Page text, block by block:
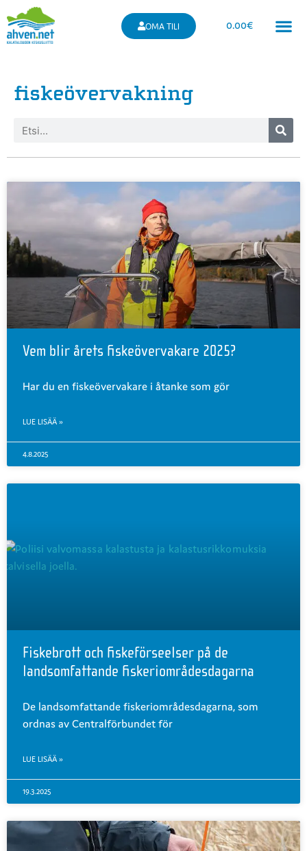
OMA TILI 0.00€
fiskeövervakning
Vem blir årets fiskeövervakare 2025?
Har du en fiskeövervakare i åtanke som gör
LUE LISÄÄ »
4.8.2025
Fiskebrott och fiskeförseelser på de
landsomfattande fiskeriområdesdagarna
De landsomfattande fiskeriområdesdagarna, som
ordnas av Centralförbundet för
LUE LISÄÄ »
19.3.2025